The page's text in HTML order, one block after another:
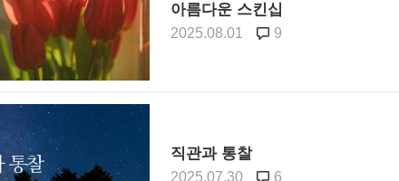
아름다운 스킨십
2025.08.01 9
직관과 통찰
2025.07.30 6